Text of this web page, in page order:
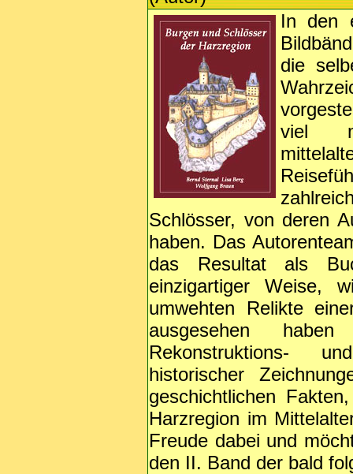
In den
die
viel
Schlösser, von deren
haben. Das
das Resultat als
einzigartiger Weise,
umwehten Relikte
ausgesehen
Rekonstruktions-
historischer
geschichtlichen
Harzregion im
Freude dabei und
den II. Band der bald